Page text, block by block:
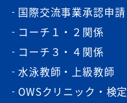
国際交流事業承認申請
コーチ１・２関係
コーチ３・４関係
水泳教師・上級教師
OWSクリニック・検定